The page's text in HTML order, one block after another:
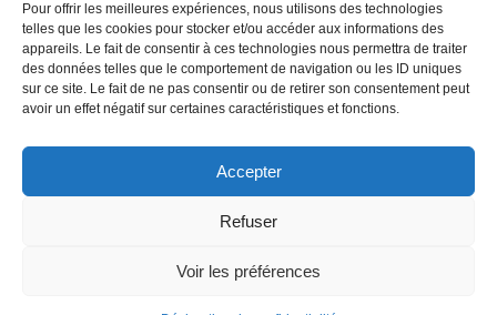
Pour offrir les meilleures expériences, nous utilisons des technologies
telles que les cookies pour stocker et/ou accéder aux informations des
appareils. Le fait de consentir à ces technologies nous permettra de traiter
des données telles que le comportement de navigation ou les ID uniques
sur ce site. Le fait de ne pas consentir ou de retirer son consentement peut
avoir un effet négatif sur certaines caractéristiques et fonctions.
Accepter
Refuser
Voir les préférences
Archives
Archives
Bibliographie
© Brasserie de Dinant (anciens établissements Laurent et Stévenart) 2006-2026 -